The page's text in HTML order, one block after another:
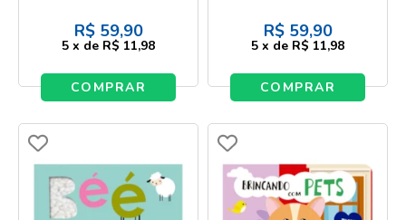
R$ 59,90
5 x de R$ 11,98
COMPRAR
R$ 59,90
5 x de R$ 11,98
COMPRAR